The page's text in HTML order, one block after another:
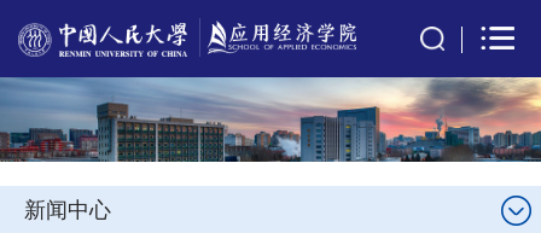
新闻中心